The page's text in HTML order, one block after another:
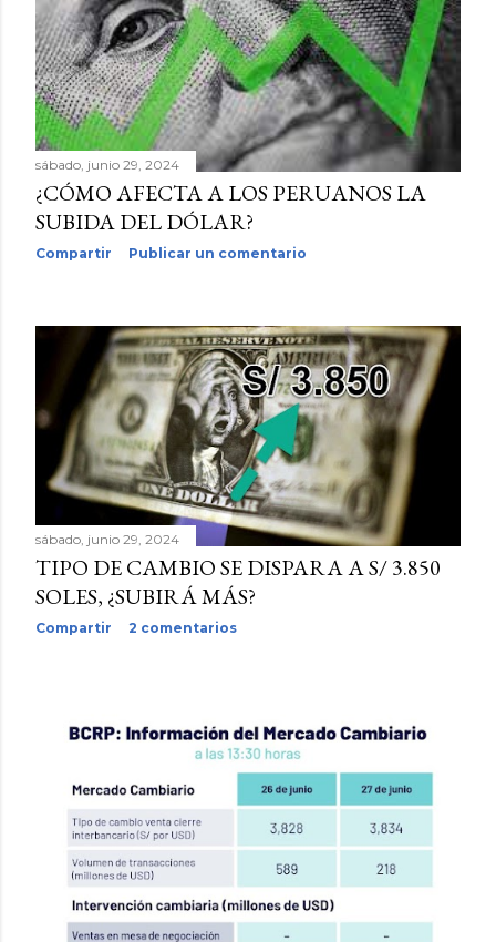
sábado, junio 29, 2024
¿CÓMO AFECTA A LOS PERUANOS LA
SUBIDA DEL DÓLAR?
Compartir Publicar un comentario
sábado, junio 29, 2024
TIPO DE CAMBIO SE DISPARA A S/ 3.850
SOLES, ¿SUBIRÁ MÁS?
Compartir 2 comentarios